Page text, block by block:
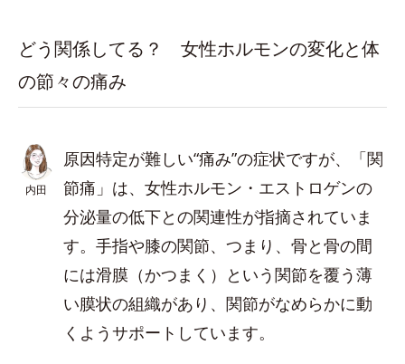
どう関係してる？ 女性ホルモンの変化と体
の節々の痛み
内田
原因特定が難しい“痛み”の症状ですが、「関
節痛」は、女性ホルモン・エストロゲンの
分泌量の低下との関連性が指摘されていま
す。手指や膝の関節、つまり、骨と骨の間
には滑膜（かつまく）という関節を覆う薄
い膜状の組織があり、関節がなめらかに動
くようサポートしています。